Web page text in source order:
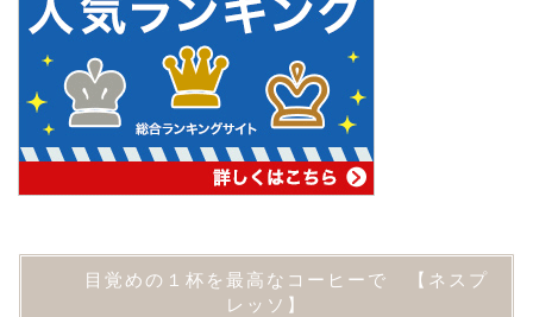
目覚めの１杯を最高なコーヒーで 【ネスプ
レッソ】